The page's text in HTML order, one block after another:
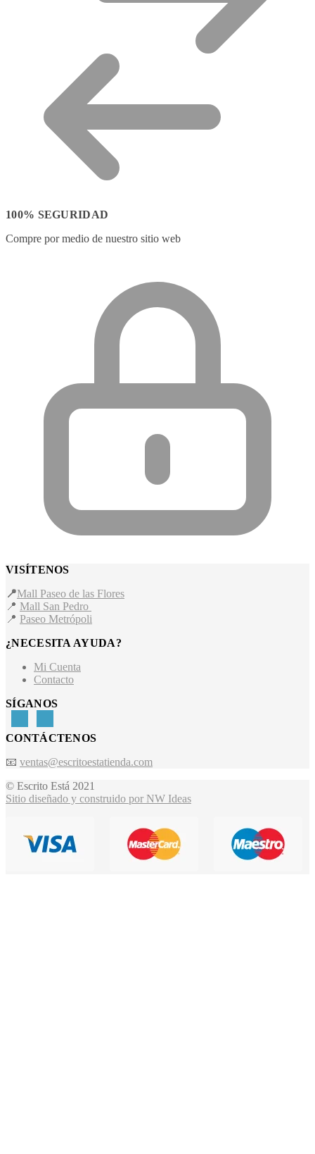
100% SEGURIDAD
Compre por medio de nuestro sitio web
VISÍTENOS
📍Mall Paseo de las Flores
📍 Mall San Pedro
📍 Paseo Metrópoli
¿NECESITA AYUDA?
Mi Cuenta
Contacto
SÍGANOS
CONTÁCTENOS
📧 ventas@escritoestatienda.com
© Escrito Está 2021
Sitio diseñado y construido por NW Ideas